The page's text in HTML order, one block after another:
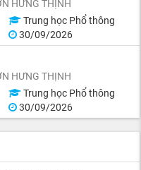
HƯNG THỊNH
Trung học Phổ thông
30/09/2026
HƯNG THỊNH
Trung học Phổ thông
30/09/2026